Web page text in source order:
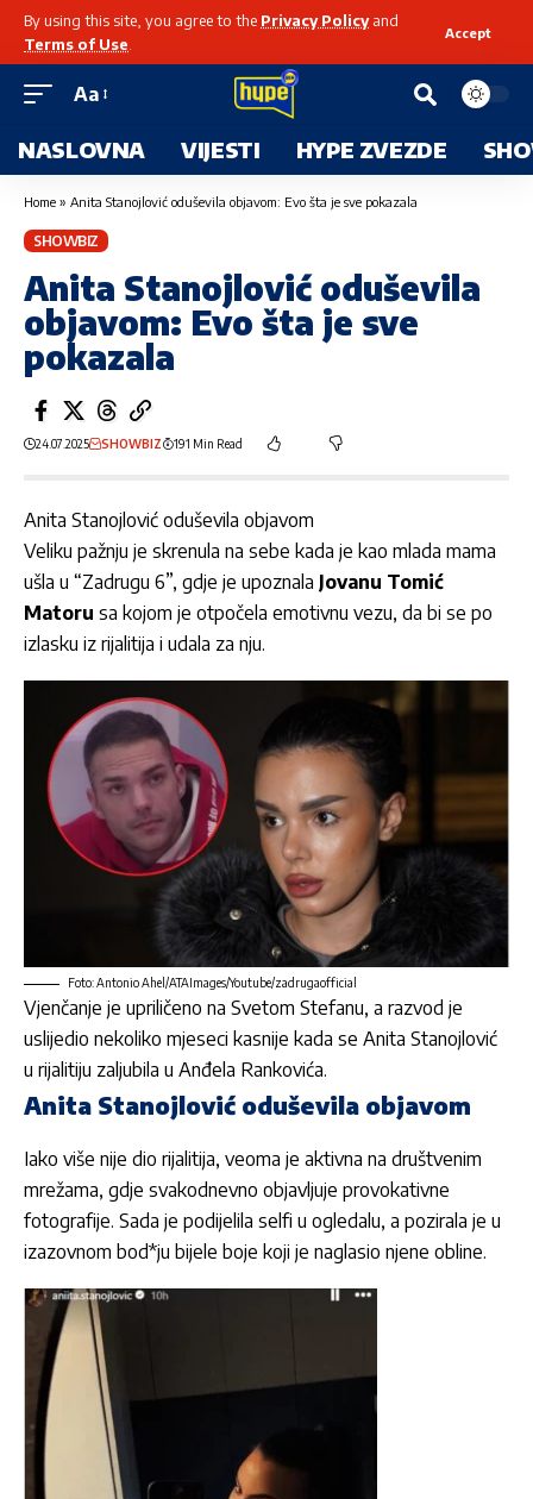
By using this site, you agree to the Privacy Policyand
Terms of Use
Accept
Aa
NASLOVNA VIJESTI HYPE ZVEZDE
Home » Anita Stanojlović oduševila objavom: Evo šta je sve pokazala
SHOWBIZ
Anita Stanojlović oduševila
objavom: Evo šta je sve
pokazala
24.07.2025 SHOWBIZ 191 Min Read
Anita Stanojlović oduševila objavom
Veliku pažnju je skrenula na sebe kada je kao mlada mama
ušla u “Zadrugu 6”, gdje je upoznala Jovanu Tomić
Matoru sa kojom je otpočela emotivnu vezu, da bi se po
izlasku iz rijalitija i udala za nju.
Foto: Antonio Ahel/ATAImages/Youtube/zadrugaofficial
Vjenčanje je upriličeno na Svetom Stefanu, a razvod je
uslijedio nekoliko mjeseci kasnije kada se Anita Stanojlović
u rijalitiju zaljubila u Anđela Rankovića.
Anita Stanojlović oduševila objavom
Iako više nije dio rijalitija, veoma je aktivna na društvenim
mrežama, gdje svakodnevno objavljuje provokativne
fotografije. Sada je podijelila selfi u ogledalu, a pozirala je u
izazovnom bod*ju bijele boje koji je naglasio njene obline.